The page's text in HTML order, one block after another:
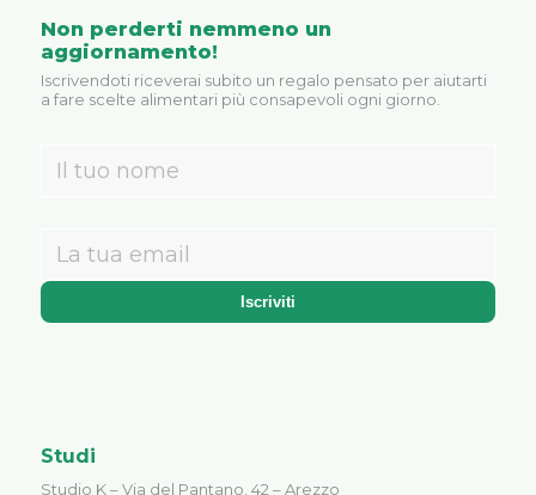
Non perderti nemmeno un
aggiornamento!
Iscrivendoti riceverai subito un regalo pensato per aiutarti
a fare scelte alimentari più consapevoli ogni giorno.
Studi
Studio K – Via del Pantano, 42 – Arezzo